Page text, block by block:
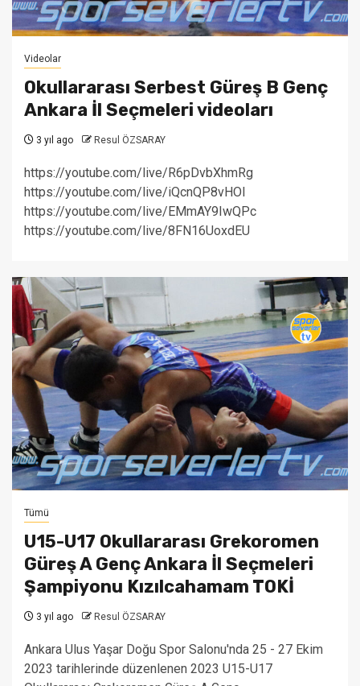
Videolar
Okullararası Serbest Güreş B Genç
Ankara İl Seçmeleri videoları
3 yıl ago Resul ÖZSARAY
https://youtube.com/live/R6pDvbXhmRg
https://youtube.com/live/iQcnQP8vHOI
https://youtube.com/live/EMmAY9IwQPc
https://youtube.com/live/8FN16UoxdEU
Tümü
U15-U17 Okullararası Grekoromen
Güreş A Genç Ankara İl Seçmeleri
Şampiyonu Kızılcahamam TOKİ
3 yıl ago Resul ÖZSARAY
Ankara Ulus Yaşar Doğu Spor Salonu'nda 25 - 27 Ekim
2023 tarihlerinde düzenlenen 2023 U15-U17